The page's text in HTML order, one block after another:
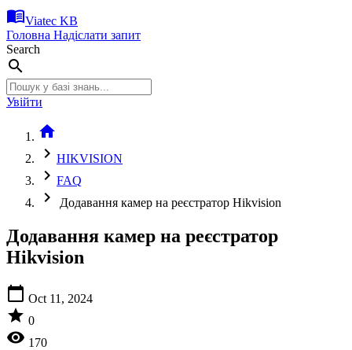
menu_bookViatec KB
Головна Надіслати запит
Search
search
Увійти
home
chevron_right HIKVISION
chevron_right FAQ
chevron_right Додавання камер на реєстратор Hikvision
Додавання камер на реєстратор
Hikvision
calendar_today Oct 11, 2024
star 0
visibility 170